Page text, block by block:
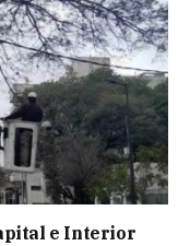
e Interior